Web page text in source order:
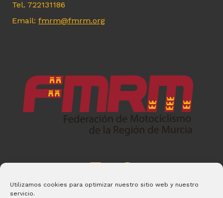
Utilizamos cookies para optimizar nuestro sitio web y nuestro
servicio.
Tel. 722131186
Email: fmrm@fmrm.org